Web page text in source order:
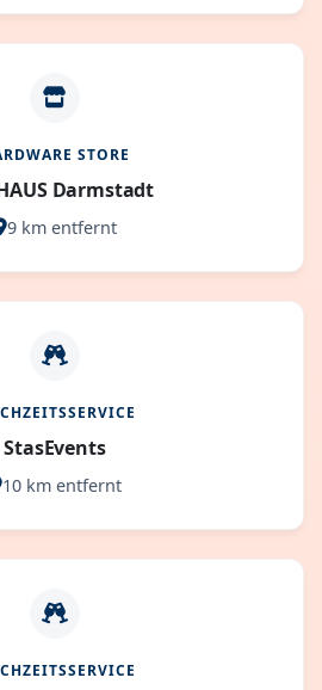
STORE
Darmstadt
9 km entfernt
StasEvents
10 km entfernt